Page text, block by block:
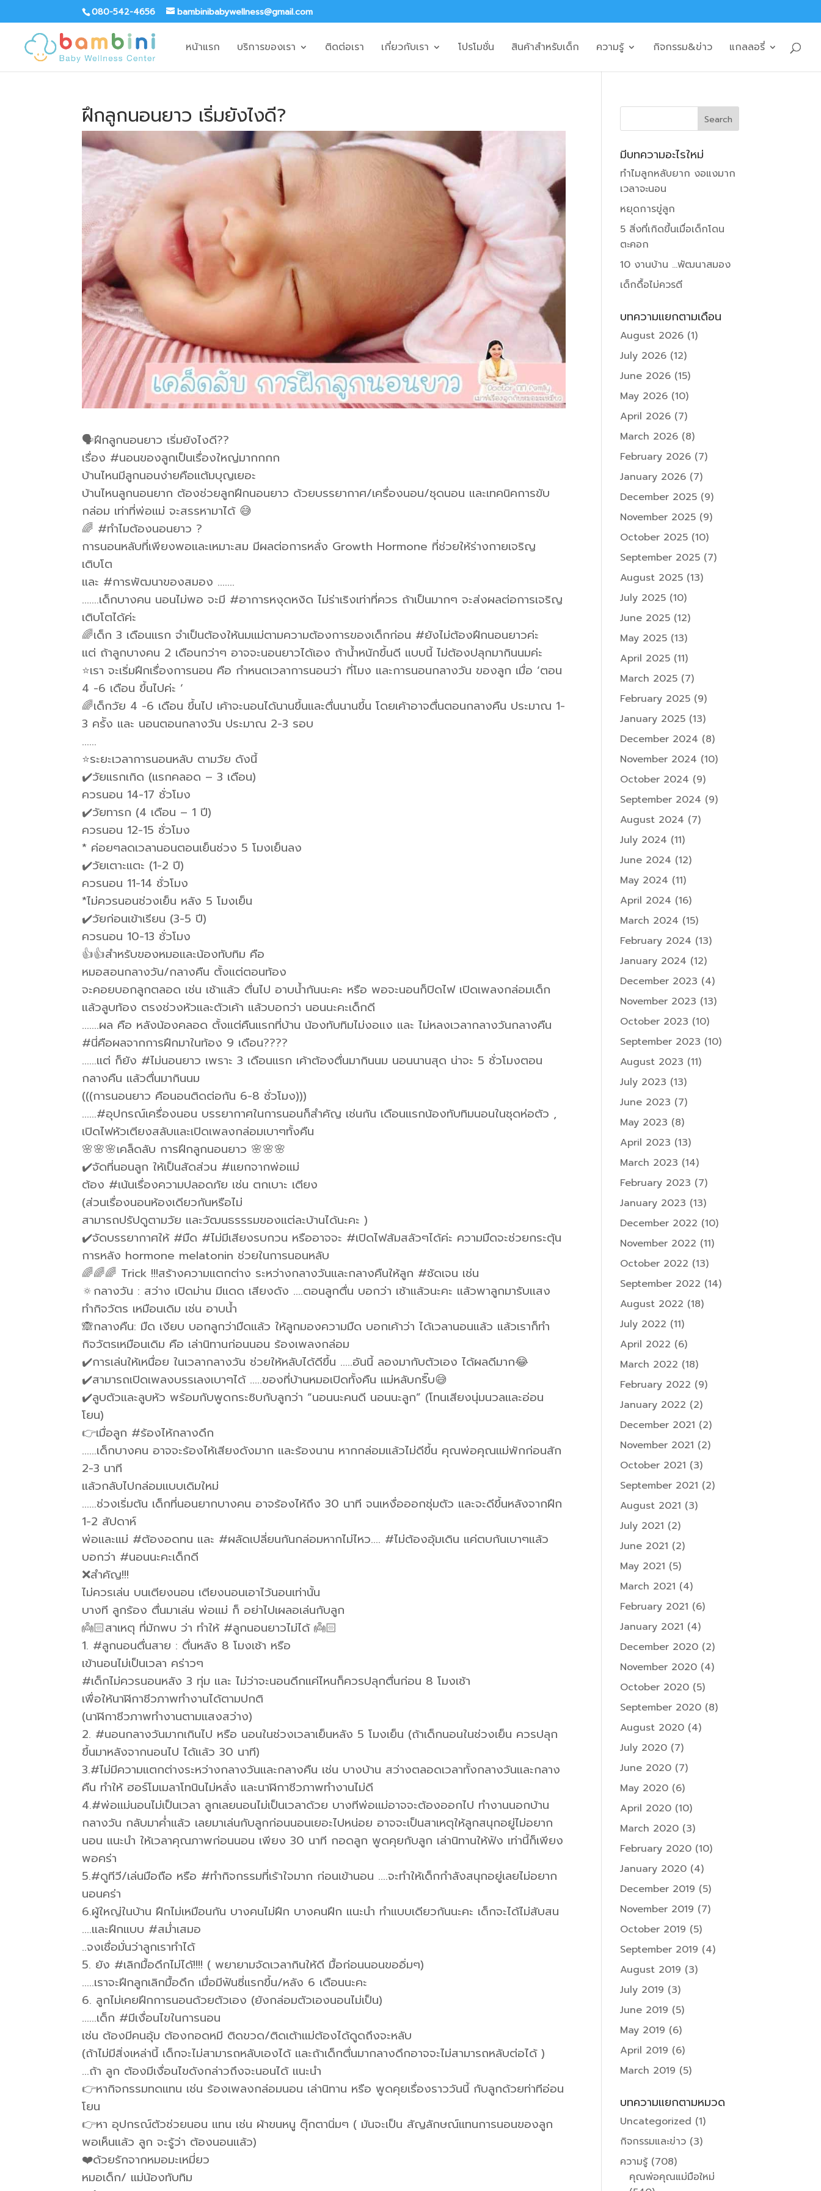
080-542-4656 bambinibabywellness@gmail.com
หน้าแรก บริการของเรา ติดต่อเรา เกี่ยวกับเรา โปรโมชั่น สินค้าสำหรับเด็ก ความรู้ กิจกรรม&ข่าว แกลลอรี่
ฝึกลูกนอนยาว เริ่มยังไงดี?
🗣ฝึกลูกนอนยาว เริ่มยังไงดี??
เรื่อง #นอนของลูกเป็นเรื่องใหญ่มากกกก
บ้านไหนมีลูกนอนง่ายคือแต้มบุญเยอะ
บ้านไหนลูกนอนยาก ต้องช่วยลูกฝึกนอนยาว ด้วยบรรยากาศ/เครื่องนอน/ชุดนอน และเทคนิคการขับ
กล่อม เท่าที่พ่อแม่ จะสรรหามาได้ 😅
🌈 #ทำไมต้องนอนยาว ?
การนอนหลับที่เพียงพอและเหมาะสม มีผลต่อการหลั่ง Growth Hormone ที่ช่วยให้ร่างกายเจริญ
เติบโต
และ #การพัฒนาของสมอง …….
…….เด็กบางคน นอนไม่พอ จะมี #อาการหงุดหงิด ไม่ร่าเริงเท่าที่ควร ถ้าเป็นมากๆ จะส่งผลต่อการเจริญ
เติบโตได้ค่ะ
🌈เด็ก 3 เดือนแรก จำเป็นต้องให้นมแม่ตามความต้องการของเด็กก่อน #ยังไม่ต้องฝึกนอนยาวค่ะ
แต่ ถ้าลูกบางคน 2 เดือนกว่าๆ อาจจะนอนยาวได้เอง ถ้าน้ำหนักขึ้นดี แบบนี้ ไม่ต้องปลุกมากินนมค่ะ
⭐️เรา จะเริ่มฝึกเรื่องการนอน คือ กำหนดเวลาการนอนว่า กี่โมง และการนอนกลางวัน ของลูก เมื่อ ‘ตอน
4 -6 เดือน ขึ้นไปค่ะ ‘
🌈เด็กวัย 4 -6 เดือน ขึ้นไป เค้าจะนอนได้นานขึ้นและตื่นนานขึ้น โดยเค้าอาจตื่นตอนกลางคืน ประมาณ 1-
3 คร้ัง และ นอนตอนกลางวัน ประมาณ 2-3 รอบ
……
⭐️ระยะเวลาการนอนหลับ ตามวัย ดังนี้
✔️วัยแรกเกิด (แรกคลอด – 3 เดือน)
ควรนอน 14-17 ชั่วโมง
✔️วัยทารก (4 เดือน – 1 ปี)
ควรนอน 12-15 ชั่วโมง
* ค่อยๆลดเวลานอนตอนเย็นช่วง 5 โมงเย็นลง
✔️วัยเตาะแตะ (1-2 ปี)
ควรนอน 11-14 ชั่วโมง
*ไม่ควรนอนช่วงเย็น หลัง 5 โมงเย็น
✔️วัยก่อนเข้าเรียน (3-5 ปี)
ควรนอน 10-13 ชั่วโมง
👍👍สำหรับของหมอและน้องทับทิม คือ
หมอสอนกลางวัน/กลางคืน ตั้งแต่ตอนท้อง
จะคอยบอกลูกตลอด เช่น เช้าแล้ว ตื่นไป อาบน้ำกันนะคะ หรือ พอจะนอนก็ปิดไฟ เปิดเพลงกล่อมเด็ก
แล้วลูบท้อง ตรงช่วงหัวและตัวเค้า แล้วบอกว่า นอนนะคะเด็กดี
…….ผล คือ หลังน้องคลอด ตั้งแต่คืนแรกที่บ้าน น้องทับทิมไม่งอแง และ ไม่หลงเวลากลางวันกลางคืน
#นี่คือผลจากการฝึกมาในท้อง 9 เดือน????
……แต่ ก็ยัง #ไม่นอนยาว เพราะ 3 เดือนแรก เค้าต้องตื่นมากินนม นอนนานสุด น่าจะ 5 ชั่วโมงตอน
กลางคืน แล้วตื่นมากินนม
(((การนอนยาว คือนอนติดต่อกัน 6-8 ชั่วโมง)))
……#อุปกรณ์เครื่องนอน บรรยากาศในการนอนก็สำคัญ เช่นกัน เดือนแรกน้องทับทิมนอนในชุดห่อตัว ,
เปิดไฟหัวเตียงสลับและเปิดเพลงกล่อมเบาๆทั้งคืน
🌸🌸🌸เคล็ดลับ การฝึกลูกนอนยาว 🌸🌸🌸
✔️จัดที่นอนลูก ให้เป็นสัดส่วน #แยกจากพ่อแม่
ต้อง #เน้นเรื่องความปลอดภัย เช่น ตกเบาะ เตียง
(ส่วนเรื่องนอนห้องเดียวกันหรือไม่
สามารถปรัปดูตามวัย และวัฒนธรรรมของแต่ละบ้านได้นะคะ )
✔️จัดบรรยากาศให้ #มืด #ไม่มีเสียงรบกวน หรืออาจจะ #เปิดไฟส้มสลัวๆได้ค่ะ ความมืดจะช่วยกระตุ้น
การหลัง hormone melatonin ช่วยในการนอนหลับ
🌈🌈🌈 Trick !!!สร้างความแตกต่าง ระหว่างกลางวันและกลางคืนให้ลูก #ชัดเจน เช่น
🔅กลางวัน : สว่าง เปิดม่าน มีแดด เสียงดัง ….ตอนลูกตื่น บอกว่า เช้าแล้วนะคะ แล้วพาลูกมารับแสง
ทำกิจวัตร เหมือนเดิม เช่น อาบน้ำ
🙈กลางคืน: มืด เงียบ บอกลูกว่ามืดแล้ว ให้ลูกมองความมืด บอกเค้าว่า ได้เวลานอนแล้ว แล้วเราก็ทำ
กิจวัตรเหมือนเดิม คือ เล่านิทานก่อนนอน ร้องเพลงกล่อม
✔️การเล่นให้เหนื่อย ในเวลากลางวัน ช่วยให้หลับได้ดีขึ้น …..อันนี้ ลองมากับตัวเอง ได้ผลดีมาก😂
✔️สามารถเปิดเพลงบรรเลงเบาๆได้ …..ของที่บ้านหมอเปิดทั้งคืน แม่หลับกริ๊บ😅
✔️ลูบตัวและลูบหัว พร้อมกับพูดกระซิบกับลูกว่า “นอนนะคนดี นอนนะลูก” (โทนเสียงนุ่มนวลและอ่อน
โยน)
👉เมื่อลูก #ร้องไห้กลางดึก
……เด็กบางคน อาจจะร้องไห้เสียงดังมาก และร้องนาน หากกล่อมแล้วไม่ดีขึ้น คุณพ่อคุณแม่พักก่อนสัก
2-3 นาที
แล้วกลับไปกล่อมแบบเดิมใหม่
……ช่วงเริ่มต้น เด็กที่นอนยากบางคน อาจร้องไห้ถึง 30 นาที จนเหงื่อออกชุ่มตัว และจะดีขึ้นหลังจากฝึก
1-2 สัปดาห์
พ่อและแม่ #ต้องอดทน และ #ผลัดเปลี่ยนกันกล่อมหากไม่ไหว…. #ไม่ต้องอุ้มเดิน แค่ตบก้นเบาๆแล้ว
บอกว่า #นอนนะคะเด็กดี
❌สำคัญ!!!
ไม่ควรเล่น บนเตียงนอน เตียงนอนเอาไว้นอนเท่านั้น
บางที ลูกร้อง ตื่นมาเล่น พ่อแม่ ก็ อย่าไปเผลอเล่นกับลูก
👼🏻สาเหตุ ที่มักพบ ว่า ทำให้ #ลูกนอนยาวไม่ได้ 👼🏻
1. #ลูกนอนตื่นสาย : ตื่นหลัง 8 โมงเช้า หรือ
เข้านอนไม่เป็นเวลา คร่าวๆ
#เด็กไม่ควรนอนหลัง 3 ทุ่ม และ ไม่ว่าจะนอนดึกแค่ไหนก็ควรปลุกตื่นก่อน 8 โมงเช้า
เพื่อให้นาฬิกาชีวภาพทำงานได้ตามปกติ
(นาฬิกาชีวภาพทำงานตามแสงสว่าง)
2. #นอนกลางวันมากเกินไป หรือ นอนในช่วงเวลาเย็นหลัง 5 โมงเย็น (ถ้าเด็กนอนในช่วงเย็น ควรปลุก
ขึ้นมาหลังจากนอนไป ได้แล้ว 30 นาที)
3.#ไม่มีความแตกต่างระหว่างกลางวันและกลางคืน เช่น บางบ้าน สว่างตลอดเวลาทั้งกลางวันและกลาง
คืน ทำให้ ฮอร์โมเมลาโทนินไม่หลั่ง และนาฬิกาชีวภาพทำงานไม่ดี
4.#พ่อแม่นอนไม่เป็นเวลา ลูกเลยนอนไม่เป็นเวลาด้วย บางทีพ่อแม่อาจจะต้องออกไป ทำงานนอกบ้าน
กลางวัน กลับมาค่ำแล้ว เลยมาเล่นกับลูกก่อนนอนเยอะไปหน่อย อาจจะเป็นสาเหตุให้ลูกสนุกอยู่ไม่อยาก
นอน แนะนำ ให้เวลาคุณภาพก่อนนอน เพียง 30 นาที กอดลูก พูดคุยกับลูก เล่านิทานให้ฟัง เท่านี้ก็เพียง
พอคร่า
5.#ดูทีวี/เล่นมือถือ หรือ #ทำกิจกรรมที่เร้าใจมาก ก่อนเข้านอน ….จะทำให้เด็กกำลังสนุกอยู่เลยไม่อยาก
นอนคร่า
6.ผู้ใหญ่ในบ้าน ฝึกไม่เหมือนกัน บางคนไม่ฝึก บางคนฝึก แนะนำ ทำแบบเดียวกันนะคะ เด็กจะได้ไม่สับสน
….และฝึกแบบ #สม่ำเสมอ
..จงเชื่อมั่นว่าลูกเราทำได้
5. ยัง #เลิกมื้อดึกไม่ได้!!!! ( พยายามจัดเวลากินให้ดี มื้อก่อนนอนขออิ่มๆ)
…..เราจะฝึกลูกเลิกมื้อดึก เมื่อมีฟันซี่แรกขึ้น/หลัง 6 เดือนนะคะ
6. ลูกไม่เคยฝึกการนอนด้วยตัวเอง (ยังกล่อมตัวเองนอนไม่เป็น)
……เด็ก #มีเงื่อนไขในการนอน
เช่น ต้องมีคนอุ้ม ต้องกอดหมี ติดขวด/ติดเต้าแม่ต้องได้ดูดถึงจะหลับ
(ถ้าไม่มีสิ่งเหล่านี้ เด็กจะไม่สามารถหลับเองได้ และถ้าเด็กตื่นมากลางดึกอาจจะไม่สามารถหลับต่อได้ )
…ถ้า ลูก ต้องมีเงื่อนไขดังกล่าวถึงจะนอนได้ แนะนำ
👉หากิจกรรมทดแทน เช่น ร้องเพลงกล่อมนอน เล่านิทาน หรือ พูดคุยเรื่องราววันนี้ กับลูกด้วยท่าทีอ่อน
โยน
👉หา อุปกรณ์ตัวช่วยนอน แทน เช่น ผ้าขนหนู ตุ๊กตานิ่มๆ ( มันจะเป็น สัญลักษณ์แทนการนอนของลูก
พอเห็นแล้ว ลูก จะรู้ว่า ต้องนอนแล้ว)
❤️ด้วยรักจากหมอมะเหมี่ยว
หมอเด็ก/ แม่น้องทับทิม
มีบทความอะไรใหม่
ทำไมลูกหลับยาก งอแงมาก
เวลาจะนอน
หยุดการขู่ลูก
5 สิ่งที่เกิดขึ้นเมื่อเด็กโดน
ตะคอก
10 งานบ้าน …พัฒนาสมอง
เด็กดื้อไม่ควรตี
บทความแยกตามเดือน
August 2026 (1)
July 2026 (12)
June 2026 (15)
May 2026 (10)
April 2026 (7)
March 2026 (8)
February 2026 (7)
January 2026 (7)
December 2025 (9)
November 2025 (9)
October 2025 (10)
September 2025 (7)
August 2025 (13)
July 2025 (10)
June 2025 (12)
May 2025 (13)
April 2025 (11)
March 2025 (7)
February 2025 (9)
January 2025 (13)
December 2024 (8)
November 2024 (10)
October 2024 (9)
September 2024 (9)
August 2024 (7)
July 2024 (11)
June 2024 (12)
May 2024 (11)
April 2024 (16)
March 2024 (15)
February 2024 (13)
January 2024 (12)
December 2023 (4)
November 2023 (13)
October 2023 (10)
September 2023 (10)
August 2023 (11)
July 2023 (13)
June 2023 (7)
May 2023 (8)
April 2023 (13)
March 2023 (14)
February 2023 (7)
January 2023 (13)
December 2022 (10)
November 2022 (11)
October 2022 (13)
September 2022 (14)
August 2022 (18)
July 2022 (11)
April 2022 (6)
March 2022 (18)
February 2022 (9)
January 2022 (2)
December 2021 (2)
November 2021 (2)
October 2021 (3)
September 2021 (2)
August 2021 (3)
July 2021 (2)
June 2021 (2)
May 2021 (5)
March 2021 (4)
February 2021 (6)
January 2021 (4)
December 2020 (2)
November 2020 (4)
October 2020 (5)
September 2020 (8)
August 2020 (4)
July 2020 (7)
June 2020 (7)
May 2020 (6)
April 2020 (10)
March 2020 (3)
February 2020 (10)
January 2020 (4)
December 2019 (5)
November 2019 (7)
October 2019 (5)
September 2019 (4)
August 2019 (3)
July 2019 (3)
June 2019 (5)
May 2019 (6)
April 2019 (6)
March 2019 (5)
บทความแยกตามหมวด
Uncategorized (1)
กิจกรรมและข่าว (3)
ความรู้(708)
คุณพ่อคุณแม่มือใหม่